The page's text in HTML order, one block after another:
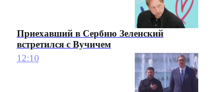
Приехавший в Сербию Зеленский
встретился с Вучичем
12:10